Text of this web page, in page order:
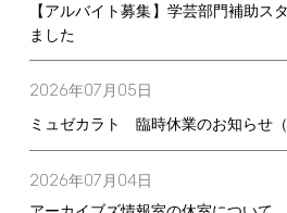
【アルバイト募集】学芸部門補助
ました
2026年07月 05日
ミュゼカラト 臨時休業のお知らせ（
2026年07月 04日